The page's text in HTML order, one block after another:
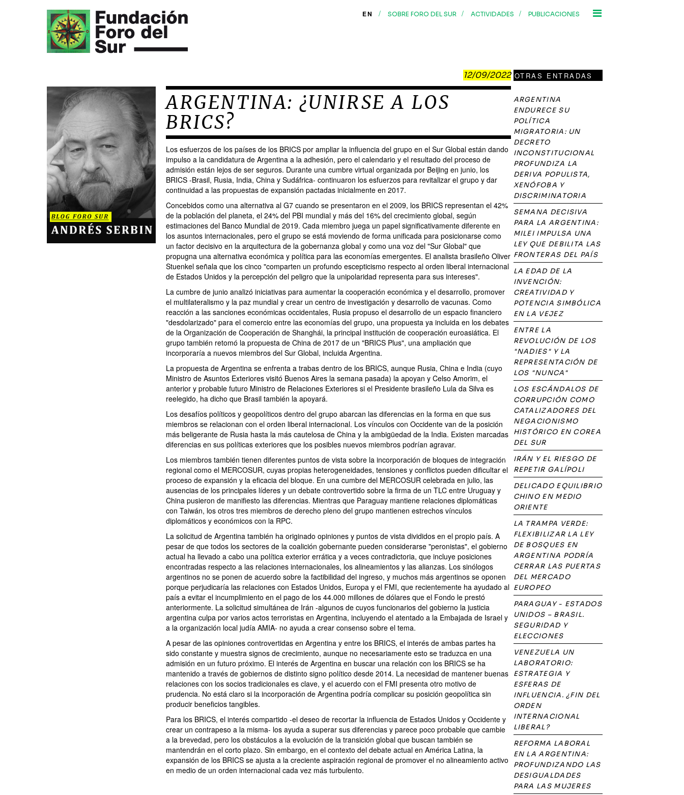
EN / SOBRE FORO DEL SUR / ACTIVIDADES / PUBLICACIONES
12/09/2022
ARGENTINA: ¿UNIRSE A LOS
BRICS?
Los esfuerzos de los países de los BRICS por ampliar la influencia del grupo en el Sur Global están dando
impulso a la candidatura de Argentina a la adhesión, pero el calendario y el resultado del proceso de
admisión están lejos de ser seguros. Durante una cumbre virtual organizada por Beijing en junio, los
BRICS -Brasil, Rusia, India, China y Sudáfrica- continuaron los esfuerzos para revitalizar el grupo y dar
continuidad a las propuestas de expansión pactadas inicialmente en 2017.
Concebidos como una alternativa al G7 cuando se presentaron en el 2009, los BRICS representan el 42%
de la población del planeta, el 24% del PBI mundial y más del 16% del crecimiento global, según
estimaciones del Banco Mundial de 2019. Cada miembro juega un papel significativamente diferente en
los asuntos internacionales, pero el grupo se está moviendo de forma unificada para posicionarse como
un factor decisivo en la arquitectura de la gobernanza global y como una voz del "Sur Global" que
propugna una alternativa económica y política para las economías emergentes. El analista brasileño Oliver
Stuenkel señala que los cinco "comparten un profundo escepticismo respecto al orden liberal internacional
de Estados Unidos y la percepción del peligro que la unipolaridad representa para sus intereses".
La cumbre de junio analizó iniciativas para aumentar la cooperación económica y el desarrollo, promover
el multilateralismo y la paz mundial y crear un centro de investigación y desarrollo de vacunas. Como
reacción a las sanciones económicas occidentales, Rusia propuso el desarrollo de un espacio financiero
"desdolarizado" para el comercio entre las economías del grupo, una propuesta ya incluida en los debates
de la Organización de Cooperación de Shanghái, la principal institución de cooperación euroasiática. El
grupo también retomó la propuesta de China de 2017 de un "BRICS Plus", una ampliación que
incorporaría a nuevos miembros del Sur Global, incluida Argentina.
La propuesta de Argentina se enfrenta a trabas dentro de los BRICS, aunque Rusia, China e India (cuyo
Ministro de Asuntos Exteriores visitó Buenos Aires la semana pasada) la apoyan y Celso Amorim, el
anterior y probable futuro Ministro de Relaciones Exteriores si el Presidente brasileño Lula da Silva es
reelegido, ha dicho que Brasil también la apoyará.
Los desafíos políticos y geopolíticos dentro del grupo abarcan las diferencias en la forma en que sus
miembros se relacionan con el orden liberal internacional. Los vínculos con Occidente van de la posición
más beligerante de Rusia hasta la más cautelosa de China y la ambigüedad de la India. Existen marcadas
diferencias en sus políticas exteriores que los posibles nuevos miembros podrían agravar.
Los miembros también tienen diferentes puntos de vista sobre la incorporación de bloques de integración
regional como el MERCOSUR, cuyas propias heterogeneidades, tensiones y conflictos pueden dificultar el
proceso de expansión y la eficacia del bloque. En una cumbre del MERCOSUR celebrada en julio, las
ausencias de los principales líderes y un debate controvertido sobre la firma de un TLC entre Uruguay y
China pusieron de manifiesto las diferencias. Mientras que Paraguay mantiene relaciones diplomáticas
con Taiwán, los otros tres miembros de derecho pleno del grupo mantienen estrechos vínculos
diplomáticos y económicos con la RPC.
La solicitud de Argentina también ha originado opiniones y puntos de vista divididos en el propio país. A
pesar de que todos los sectores de la coalición gobernante pueden considerarse "peronistas", el gobierno
actual ha llevado a cabo una política exterior errática y a veces contradictoria, que incluye posiciones
encontradas respecto a las relaciones internacionales, los alineamientos y las alianzas. Los sinólogos
argentinos no se ponen de acuerdo sobre la factibilidad del ingreso, y muchos más argentinos se oponen
porque perjudicaría las relaciones con Estados Unidos, Europa y el FMI, que recientemente ha ayudado al
país a evitar el incumplimiento en el pago de los 44.000 millones de dólares que el Fondo le prestó
anteriormente. La solicitud simultánea de Irán -algunos de cuyos funcionarios del gobierno la justicia
argentina culpa por varios actos terroristas en Argentina, incluyendo el atentado a la Embajada de Israel y
a la organización local judía AMIA- no ayuda a crear consenso sobre el tema.
A pesar de las opiniones controvertidas en Argentina y entre los BRICS, el interés de ambas partes ha
sido constante y muestra signos de crecimiento, aunque no necesariamente esto se traduzca en una
admisión en un futuro próximo. El interés de Argentina en buscar una relación con los BRICS se ha
mantenido a través de gobiernos de distinto signo político desde 2014. La necesidad de mantener buenas
relaciones con los socios tradicionales es clave, y el acuerdo con el FMI presenta otro motivo de
prudencia. No está claro si la incorporación de Argentina podría complicar su posición geopolítica sin
producir beneficios tangibles.
Para los BRICS, el interés compartido -el deseo de recortar la influencia de Estados Unidos y Occidente y
crear un contrapeso a la misma- los ayuda a superar sus diferencias y parece poco probable que cambie
a la brevedad, pero los obstáculos a la evolución de la transición global que buscan también se
mantendrán en el corto plazo. Sin embargo, en el contexto del debate actual en América Latina, la
expansión de los BRICS se ajusta a la creciente aspiración regional de promover el no alineamiento activo
en medio de un orden internacional cada vez más turbulento.
OTRAS ENTRADAS
ARGENTINA
ENDURECE SU
POLÍTICA
MIGRATORIA: UN
DECRETO
INCONSTITUCIONAL
PROFUNDIZA LA
DERIVA POPULISTA,
XENÓFOBA Y
DISCRIMINATORIA
SEMANA DECISIVA
PARA LA ARGENTINA:
MILEI IMPULSA UNA
LEY QUE DEBILITA LAS
FRONTERAS DEL PAÍS
LA EDAD DE LA
INVENCIÓN:
CREATIVIDAD Y
POTENCIA SIMBÓLICA
EN LA VEJEZ
ENTRE LA
REVOLUCIÓN DE LOS
"NADIES" Y LA
REPRESENTACIÓN DE
LOS "NUNCA"
LOS ESCÁNDALOS DE
CORRUPCIÓN COMO
CATALIZADORES DEL
NEGACIONISMO
HISTÓRICO EN COREA
DEL SUR
IRÁN Y EL RIESGO DE
REPETIR GALÍPOLI
DELICADO EQUILIBRIO
CHINO EN MEDIO
ORIENTE
LA TRAMPA VERDE:
FLEXIBILIZAR LA LEY
DE BOSQUES EN
ARGENTINA PODRÍA
CERRAR LAS PUERTAS
DEL MERCADO
EUROPEO
PARAGUAY - ESTADOS
UNIDOS – BRASIL.
SEGURIDAD Y
ELECCIONES
VENEZUELA UN
LABORATORIO:
ESTRATEGIA Y
ESFERAS DE
INFLUENCIA. ¿FIN DEL
ORDEN
INTERNACIONAL
LIBERAL?
REFORMA LABORAL
EN LA ARGENTINA:
PROFUNDIZANDO LAS
DESIGUALDADES
PARA LAS MUJERES